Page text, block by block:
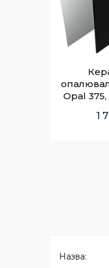
Opal 375,
1